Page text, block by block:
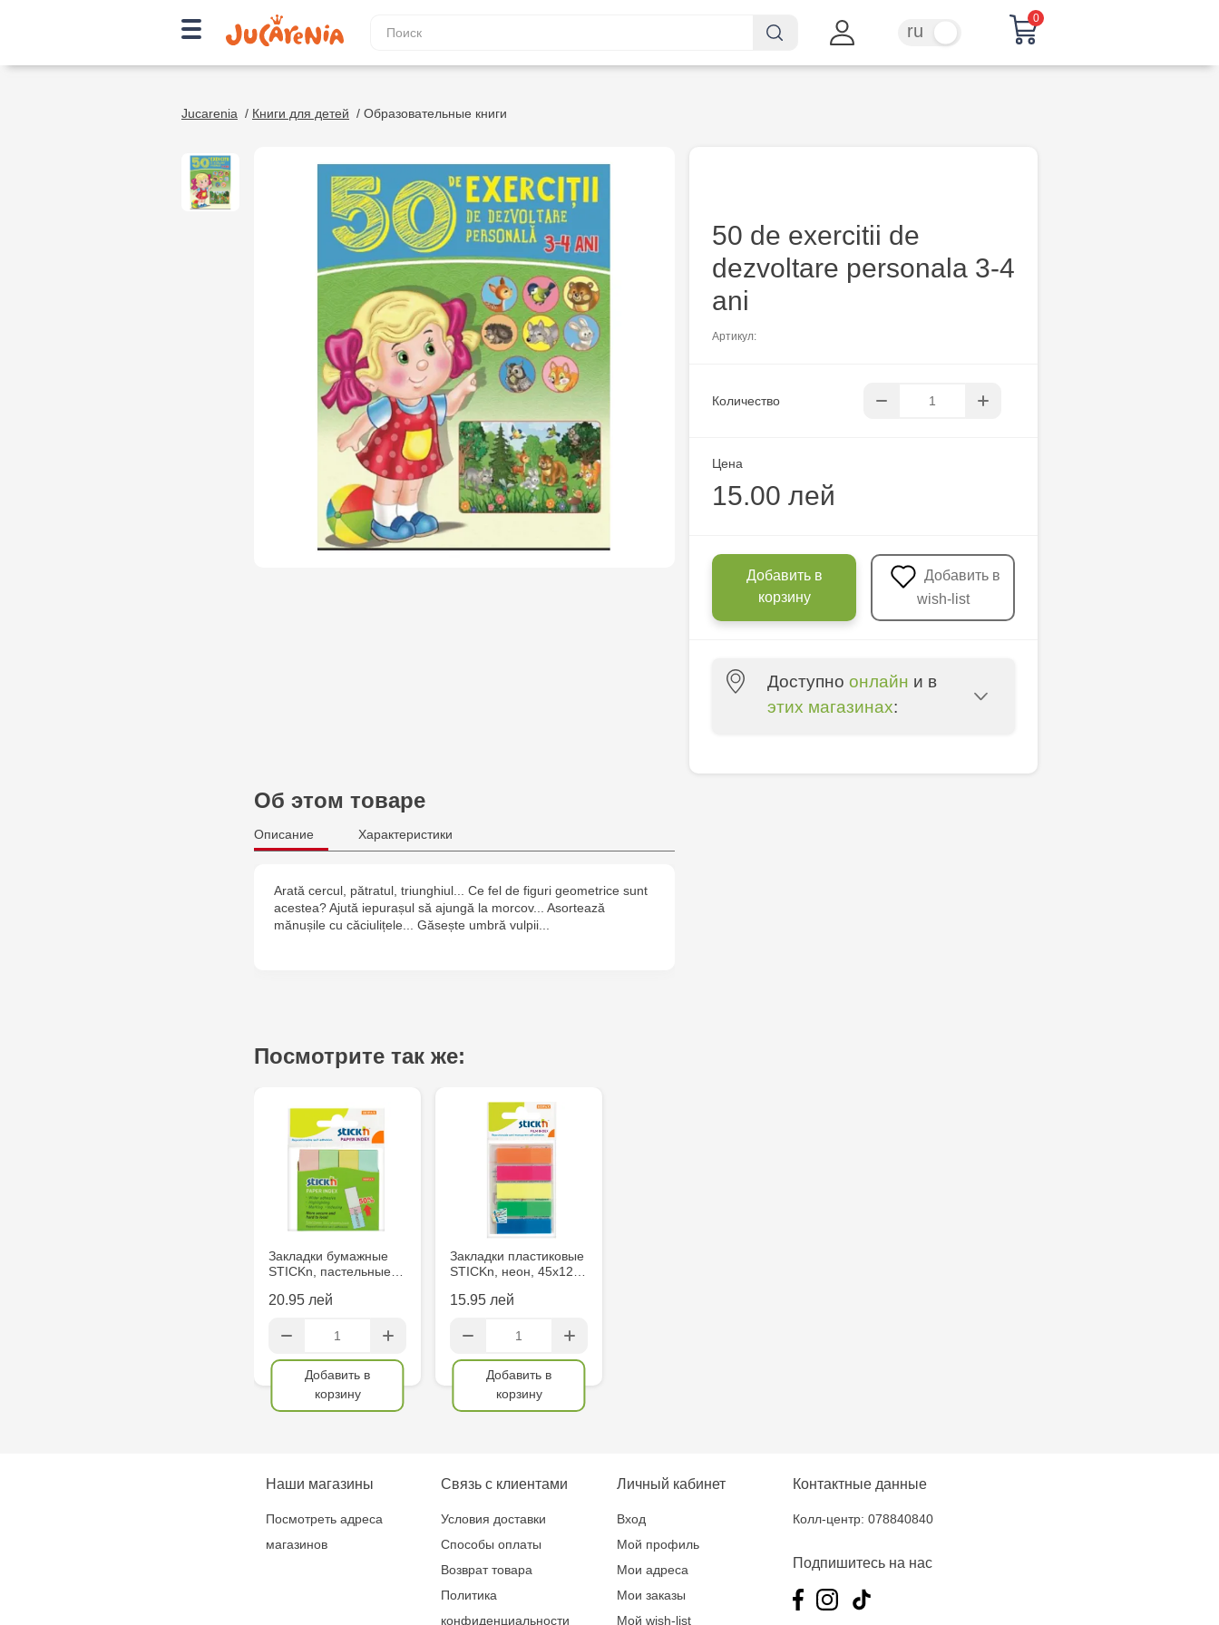
ru
0
Jucarenia / Книги для детей / Образовательные книги
50 de exercitii de
dezvoltare personala 3-4
ani
Артикул:
Количество
Цена
15.00 лей
Добавить в
корзину
wish-list
Доступно онлайн и в
этих магазинах:
Socoleni, 7
Об этом товаре
Описание Характеристики
Arată cercul, pătratul, triunghiul... Ce fel de figuri geometrice sunt
acestea? Ajută iepurașul să ajungă la morcov... Asortează
mănușile cu căciulițele... Găsește umbră vulpii...
Посмотрите так же:
Закладки бумажные
STICKn, пастельные…
20.95 лей
Добавить в
корзину
Закладки пластиковые
STICKn, неон, 45х12…
15.95 лей
Добавить в
корзину
Наши магазины
Посмотреть адреса
магазинов
Связь с клиентами
Условия доставки
Способы оплаты
Возврат товара
Политика
конфиденциальности
Личный кабинет
Вход
Мой профиль
Мои адреса
Мои заказы
Мой wish-list
Контактные данные
Колл-центр: 078840840
Подпишитесь на нас